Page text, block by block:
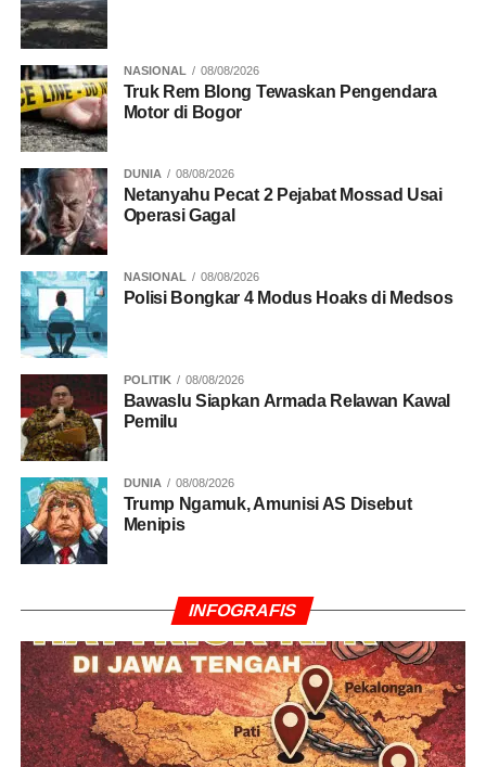
Soge Natarmage dan Goban Runut di Kabupaten Sikka
terkait laporan dugaan memasuki pekarangan tanpa izin.
(Ari)
KEJAKSAAN
KOMISI III
KONFLIK AGRARIA
MAFIA TANAH
POLRI
UP NEXT
KSAD Maruli: TNI Tak Perintahkan Bubarkan
Nobar Pesta Babi
DON'T MISS
KPAI Dorong Polisi Usut Korban Kasus Dugaan
Eksploitasi Seksual Anak oleh WN Jepang
NASIONAL 08/08/2026
Truk Rem Blong Tewaskan Pengendara
Motor di Bogor
DUNIA 08/08/2026
Netanyahu Pecat 2 Pejabat Mossad Usai
Operasi Gagal
NASIONAL 08/08/2026
Polisi Bongkar 4 Modus Hoaks di Medsos
POLITIK 08/08/2026
Bawaslu Siapkan Armada Relawan Kawal
Pemilu
DUNIA 08/08/2026
Trump Ngamuk, Amunisi AS Disebut
Menipis
INFOGRAFIS